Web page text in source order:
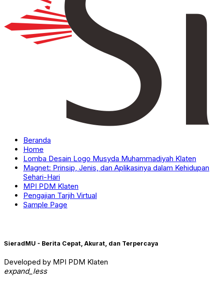
Beranda
Home
Lomba Desain Logo Musyda Muhammadiyah Klaten
Magnet: Prinsip, Jenis, dan Aplikasinya dalam Kehidupan
Sehari-Hari
MPI PDM Klaten
Pengajian Tarjih Virtual
Sample Page
SieradMU - Berita Cepat, Akurat, dan Terpercaya
Developed by MPI PDM Klaten
expand_less